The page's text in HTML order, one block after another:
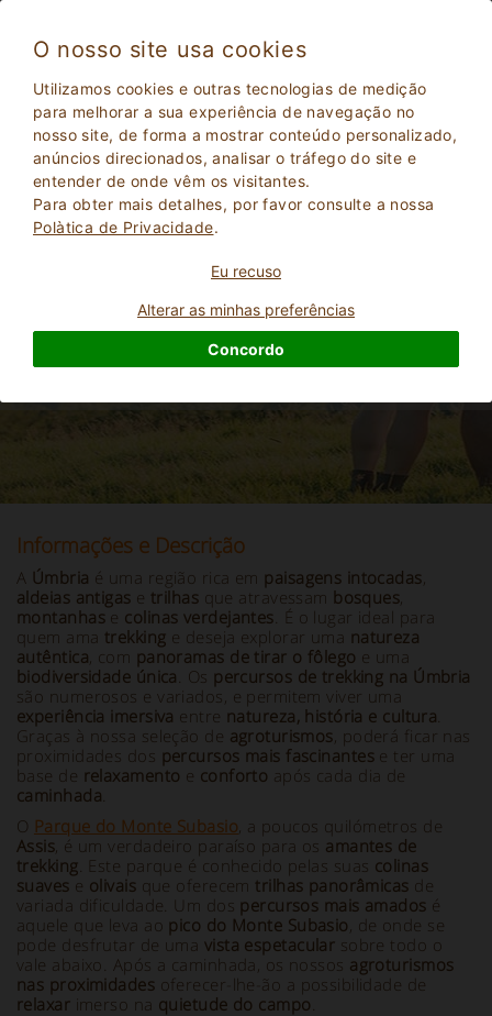
O nosso site usa cookies
Utilizamos cookies e outras tecnologias de medição
para melhorar a sua experiência de navegação no
nosso site, de forma a mostrar conteúdo personalizado,
anúncios direcionados, analisar o tráfego do site e
entender de onde vêm os visitantes.
Para obter mais detalhes, por favor consulte a nossa
Polà­tica de Privacidade.
Eu recuso
Alterar as minhas preferências
Concordo
Os melhores percursos de trekking na
Úmbria entre colinas, bosques e paisagens
deslumbrantes
0Crianças PESQUISAR
Informações e Descrição
A Úmbria é uma região rica em paisagens intocadas,
aldeias antigas e trilhas que atravessam bosques,
montanhase colinas verdejantes. É o lugar ideal para
quem ama trekking e deseja explorar uma natureza
autêntica, com panoramas de tirar o fôlego e uma
biodiversidade única. Os percursos de trekking na Úmbria
são numerosos e variados, e permitem viver uma
experiência imersiva entre natureza, história e cultura.
Graças à nossa seleção de agroturismos, poderá ficar nas
proximidades dos percursos mais fascinantes e ter uma
base de relaxamento e conforto após cada dia de
caminhada.
O Parque do Monte Subasio, a poucos quilómetros de
Assis, é um verdadeiro paraíso para os amantes de
trekking. Este parque é conhecido pelas suas colinas
suaves e olivais que oferecem trilhas panorâmicas de
variada dificuldade. Um dos percursos mais amados é
aquele que leva ao pico do Monte Subasio, de onde se
pode desfrutar de uma vista espetacular sobre todo o
vale abaixo. Após a caminhada, os nossos agroturismos
nas proximidades oferecer-lhe-ão a possibilidade de
relaxar imerso na quietude do campo.